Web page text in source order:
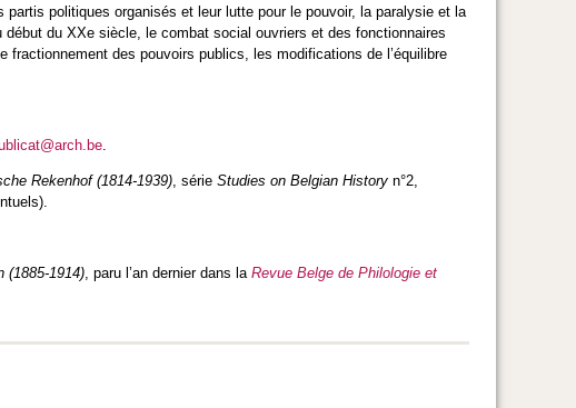
politiques organisés et leur lutte pour le pouvoir, la paralysie et la
du XXe siècle, le combat social ouvriers et des fonctionnaires
fractionnement des pouvoirs publics, les modifications de l’équilibre
.
Rekenhof (1814-1939), série Studies on Belgian History n°2,
(1885-1914) , paru l’an dernier dans la Revue Belge de Philologie et